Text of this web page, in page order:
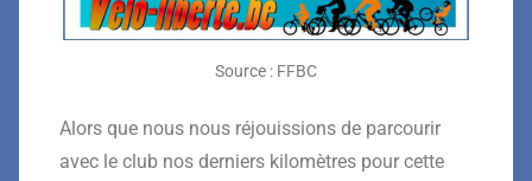
Source : FFBC
Alors que nous nous réjouissions de parcourir
avec le club nos derniers kilomètres pour cette